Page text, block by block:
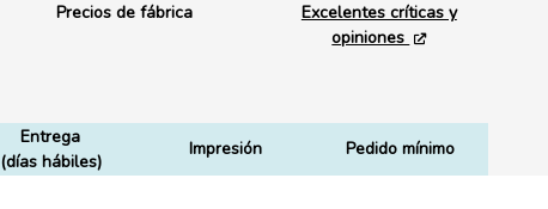
Precios de fábrica
Excelentes críticas y
opiniones
Entrega
(días hábiles)
Impresión Pedido mínimo